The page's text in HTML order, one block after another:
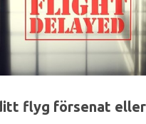
flyg försenat